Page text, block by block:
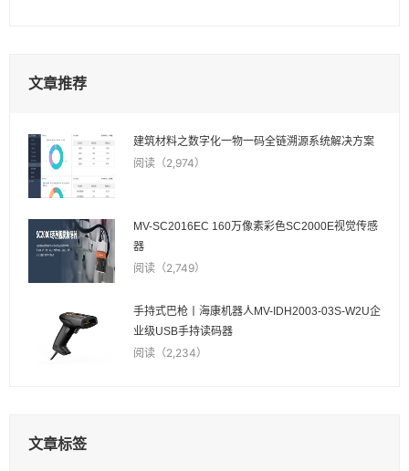
文章推荐
建筑材料之数字化一物一码全链溯源系统解决方案
阅读（2,974）
MV-SC2016EC 160万像素彩色SC2000E视觉传感
器
阅读（2,749）
手持式巴枪丨海康机器人MV-IDH2003-03S-W2U企
业级USB手持读码器
阅读（2,234）
文章标签